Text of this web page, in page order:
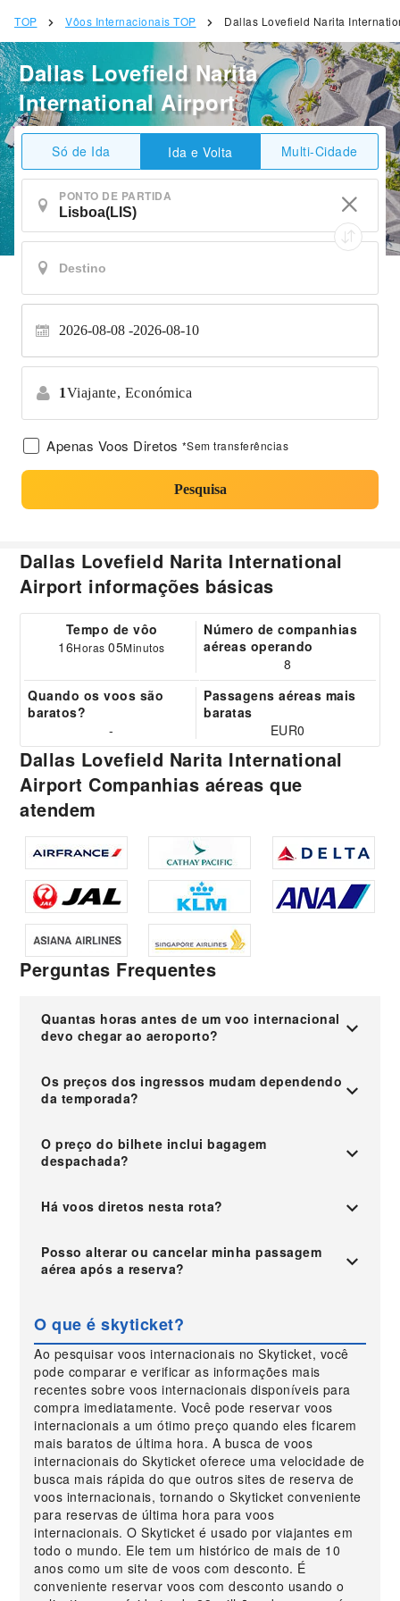
TOP Vôos Internacionais TOP Dallas Lovefield Narita
Dallas Lovefield Narita
International Airport
Só de Ida Ida e Volta Multi-Cidade
PONTO DE PARTIDA
2026-08-08 2026-08-10
1Viajante, Económica
Apenas Voos Diretos *Sem transferências
Pesquisa
Dallas Lovefield Narita International
Airport informações básicas
Tempo de vôo
16Horas05Minutos
Número de companhias
aéreas operando
8
Quando os voos são
baratos?
-
Passagens aéreas mais
baratas
EUR0
Dallas Lovefield Narita International
Airport Companhias aéreas que
atendem
Perguntas Frequentes
Quantas horas antes de um voo internacional
devo chegar ao aeroporto?
Os preços dos ingressos mudam dependendo
da temporada?
O preço do bilhete inclui bagagem
despachada?
Há voos diretos nesta rota?
Posso alterar ou cancelar minha passagem
aérea após a reserva?
O que é skyticket?
Ao pesquisar voos internacionais no Skyticket, você
pode comparar e verificar as informações mais
recentes sobre voos internacionais disponíveis para
compra imediatamente. Você pode reservar voos
internacionais a um ótimo preço quando eles ficarem
mais baratos de última hora. A busca de voos
internacionais do Skyticket oferece uma velocidade de
busca mais rápida do que outros sites de reserva de
voos internacionais, tornando o Skyticket conveniente
para reservas de última hora para voos
internacionais. O Skyticket é usado por viajantes em
todo o mundo. Ele tem um histórico de mais de 10
anos como um site de voos com desconto. É
conveniente reservar voos com desconto usando o